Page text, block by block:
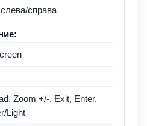
справа
Zoom +/-, Exit, Enter,
Light